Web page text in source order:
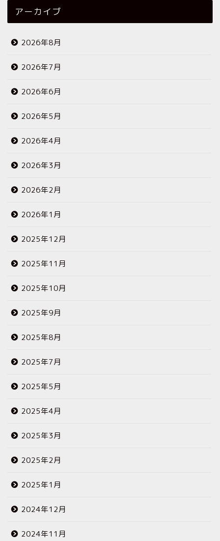
アーカイブ
2026年8月
2026年7月
2026年6月
2026年5月
2026年4月
2026年3月
2026年2月
2026年1月
2025年12月
2025年11月
2025年10月
2025年9月
2025年8月
2025年7月
2025年5月
2025年4月
2025年3月
2025年2月
2025年1月
2024年12月
2024年11月